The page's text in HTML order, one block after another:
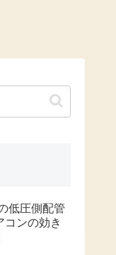
低圧側配管
コンの効き